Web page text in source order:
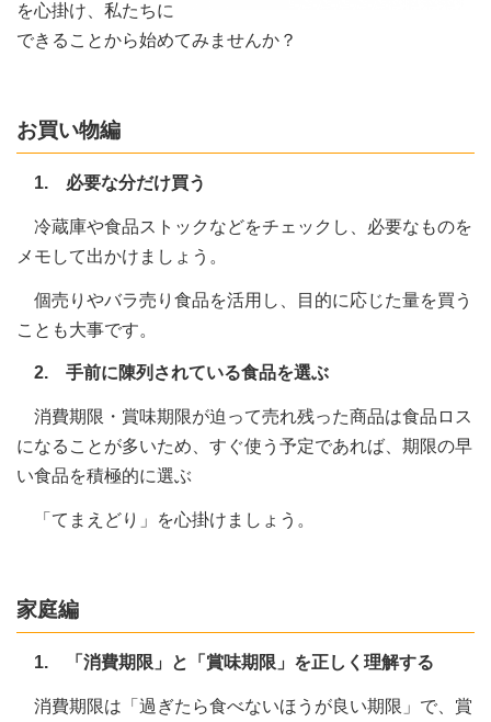
を心掛け、私たちに
できることから始めてみませんか？
お買い物編
1. 必要な分だけ買う
冷蔵庫や食品ストックなどをチェックし、必要なものを
メモして出かけましょう。
個売りやバラ売り食品を活用し、目的に応じた量を買う
ことも大事です。
2. 手前に陳列されている食品を選ぶ
消費期限・賞味期限が迫って売れ残った商品は食品ロス
になることが多いため、すぐ使う予定であれば、期限の早
い食品を積極的に選ぶ
「てまえどり」を心掛けましょう。
家庭編
1. 「消費期限」と「賞味期限」を正しく理解する
消費期限は「過ぎたら食べないほうが良い期限」で、賞